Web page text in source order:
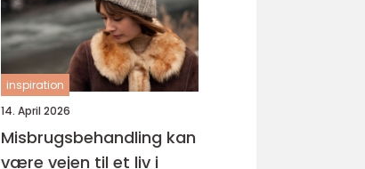
inspiration
14. April 2026
Misbrugsbehandling kan
være vejen til et liv i